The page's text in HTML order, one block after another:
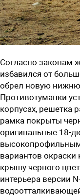
Согласно законам
избавился от
обрел новую
Противотуманки
корпусах, решетка
рамка покрыты
оригинальные 18-
вариантов
крышу черного
интерьера версии